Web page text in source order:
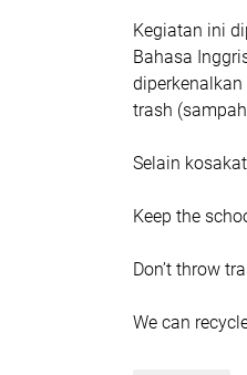
Kegiatan ini
Bahasa
trash
Selain
Keep the
Don’t throw
We can